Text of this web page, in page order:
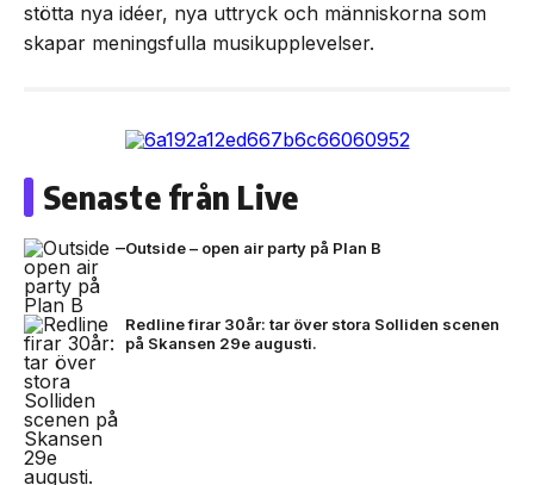
stötta nya idéer, nya uttryck och människorna som
skapar meningsfulla musikupplevelser.
Senaste från Live
Outside – open air party på Plan B
Redline firar 30år: tar över stora Solliden scenen
på Skansen 29e augusti.